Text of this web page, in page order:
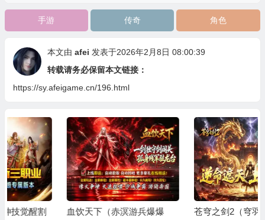
手游 传奇 角色
本文由 afei 发表于2026年2月8日 08:00:39
转载请务必保留本文链接：
https://sy.afeigame.cn/196.html
血饮天下（赤溟游兵爆爆
苍穹之剑2（穹羽神爆攻速）